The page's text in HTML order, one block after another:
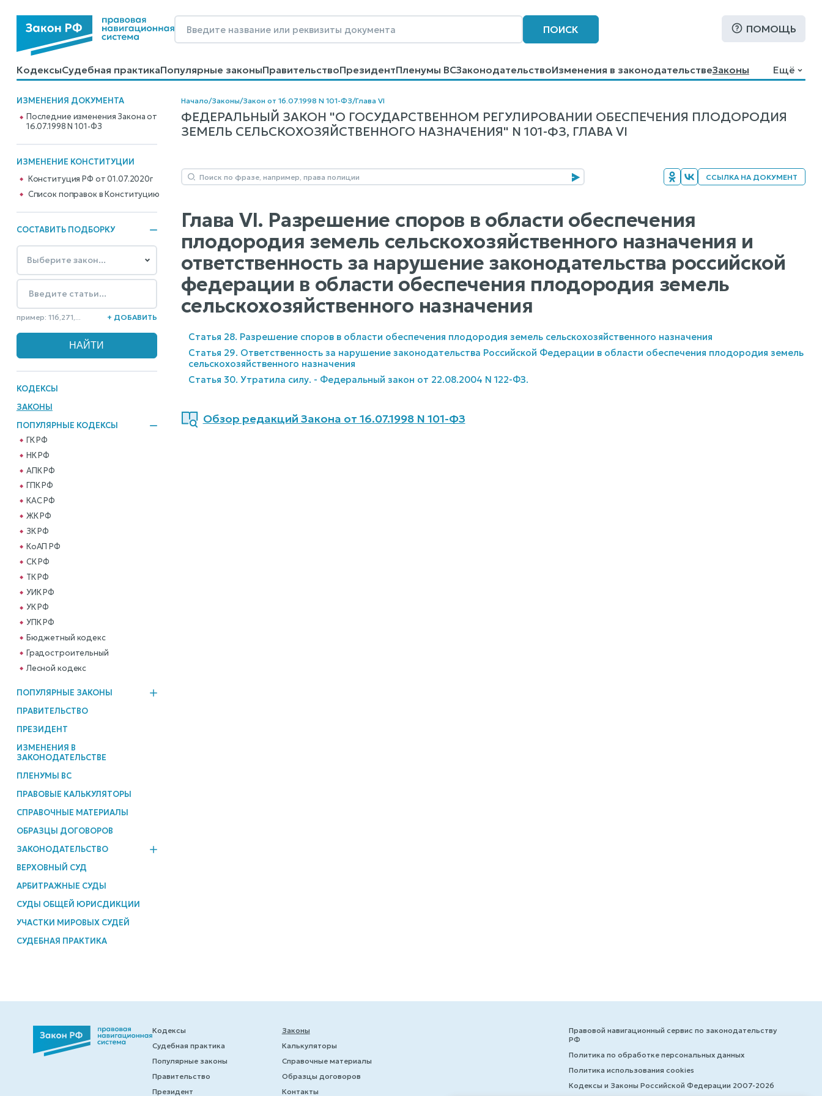
ПОИСК ПОМОЩЬ
КодексыСудебная практикаПопулярные законыПравительствоПрезидентПленумы ВСЗаконодательствоИзменения в законодательствеЗаконы
КалькуляторыСправочные материалыОбразцы договоровКонтактыПомощьПоиск
Ещё
ИЗМЕНЕНИЯ ДОКУМЕНТА
Последние изменения Закона от
16.07.1998 N 101-ФЗ
ИЗМЕНЕНИЕ КОНСТИТУЦИИ
Конституция РФ от 01.07.2020г
Cписок поправок в Конституцию
СОСТАВИТЬ ПОДБОРКУ
пример: 116,271,... + ДОБАВИТЬ
КОДЕКСЫ
ЗАКОНЫ
ПОПУЛЯРНЫЕ КОДЕКСЫ
ГК РФ
НК РФ
АПК РФ
ГПК РФ
КАС РФ
ЖК РФ
ЗК РФ
КоАП РФ
СК РФ
ТК РФ
УИК РФ
УК РФ
УПК РФ
Бюджетный кодекс
Градостроительный
Лесной кодекс
ПОПУЛЯРНЫЕ ЗАКОНЫ
ПРАВИТЕЛЬСТВО
ПРЕЗИДЕНТ
ИЗМЕНЕНИЯ В
ЗАКОНОДАТЕЛЬСТВЕ
ПЛЕНУМЫ ВС
ПРАВОВЫЕ КАЛЬКУЛЯТОРЫ
СПРАВОЧНЫЕ МАТЕРИАЛЫ
ОБРАЗЦЫ ДОГОВОРОВ
ЗАКОНОДАТЕЛЬСТВО
ВЕРХОВНЫЙ СУД
АРБИТРАЖНЫЕ СУДЫ
СУДЫ ОБЩЕЙ ЮРИСДИКЦИИ
УЧАСТКИ МИРОВЫХ СУДЕЙ
СУДЕБНАЯ ПРАКТИКА
Начало/Законы/Закон от 16.07.1998 N 101-ФЗ/Глава VI
ФЕДЕРАЛЬНЫЙ ЗАКОН "О ГОСУДАРСТВЕННОМ РЕГУЛИРОВАНИИ ОБЕСПЕЧЕНИЯ ПЛОДОРОДИЯ
ЗЕМЕЛЬ СЕЛЬСКОХОЗЯЙСТВЕННОГО НАЗНАЧЕНИЯ" N 101-ФЗ, ГЛАВА VI
ССЫЛКА НА ДОКУМЕНТ
Глава VI. Разрешение споров в области обеспечения
плодородия земель сельскохозяйственного назначения и
ответственность за нарушение законодательства российской
федерации в области обеспечения плодородия земель
сельскохозяйственного назначения
Статья 28. Разрешение споров в области обеспечения плодородия земель сельскохозяйственного назначения
Статья 29. Ответственность за нарушение законодательства Российской Федерации в области обеспечения плодородия земель
сельскохозяйственного назначения
Статья 30. Утратила силу. - Федеральный закон от 22.08.2004 N 122-ФЗ.
Обзор редакций Закона от 16.07.1998 N 101-ФЗ
Кодексы
Судебная практика
Популярные законы
Правительство
Президент
Законы
Калькуляторы
Справочные материалы
Образцы договоров
Контакты
Правовой навигационный сервис по законодательству
РФ
Политика по обработке персональных данных
Политика использования cookies
Кодексы и Законы Российской Федерации 2007-2026